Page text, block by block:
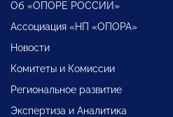
Об «ОПОРЕ РОССИИ»
Ассоциация «НП «ОПОРА»
Новости
Комитеты и Комиссии
Региональное развитие
Экспертиза и Аналитика